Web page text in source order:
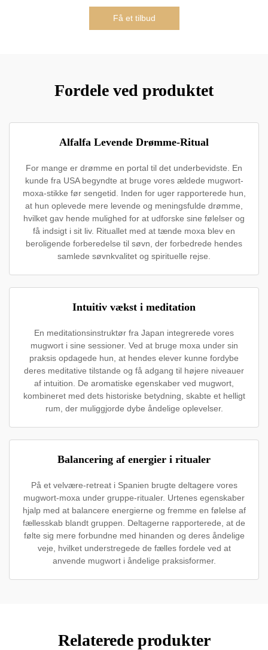
Få et tilbud
Fordele ved produktet
Alfalfa Levende Drømme-Ritual
For mange er drømme en portal til det underbevidste. En
kunde fra USA begyndte at bruge vores ældede mugwort-
moxa-stikke før sengetid. Inden for uger rapporterede hun,
at hun oplevede mere levende og meningsfulde drømme,
hvilket gav hende mulighed for at udforske sine følelser og
få indsigt i sit liv. Rituallet med at tænde moxa blev en
beroligende forberedelse til søvn, der forbedrede hendes
samlede søvnkvalitet og spirituelle rejse.
Intuitiv vækst i meditation
En meditationsinstruktør fra Japan integrerede vores
mugwort i sine sessioner. Ved at bruge moxa under sin
praksis opdagede hun, at hendes elever kunne fordybe
deres meditative tilstande og få adgang til højere niveauer
af intuition. De aromatiske egenskaber ved mugwort,
kombineret med dets historiske betydning, skabte et helligt
rum, der muliggjorde dybe åndelige oplevelser.
Balancering af energier i ritualer
På et velvære-retreat i Spanien brugte deltagere vores
mugwort-moxa under gruppe-ritualer. Urtenes egenskaber
hjalp med at balancere energierne og fremme en følelse af
fællesskab blandt gruppen. Deltagerne rapporterede, at de
følte sig mere forbundne med hinanden og deres åndelige
veje, hvilket understregede de fælles fordele ved at
anvende mugwort i åndelige praksisformer.
Relaterede produkter